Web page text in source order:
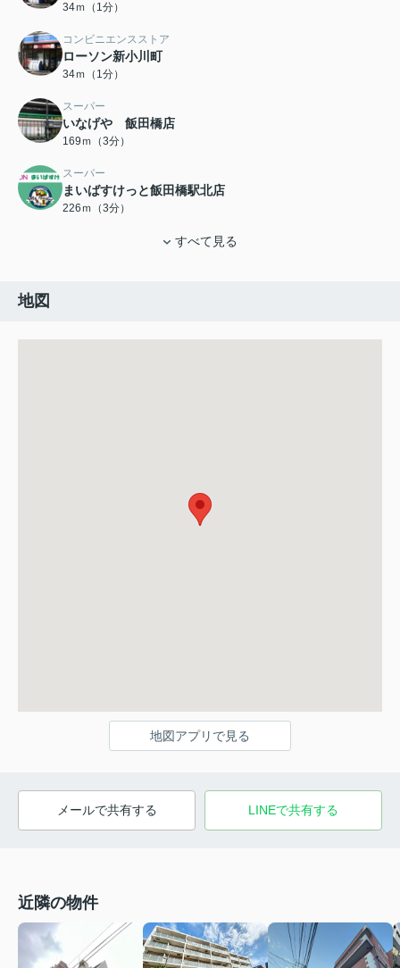
34ｍ（1分）
コンビニエンスストア
ローソン新小川町
34ｍ（1分）
スーパー
いなげや 飯田橋店
169ｍ（3分）
スーパー
まいばすけっと飯田橋駅北店
226ｍ（3分）
すべて見る
地図
地図アプリで見る
メールで共有する LINEで共有する
近隣の物件